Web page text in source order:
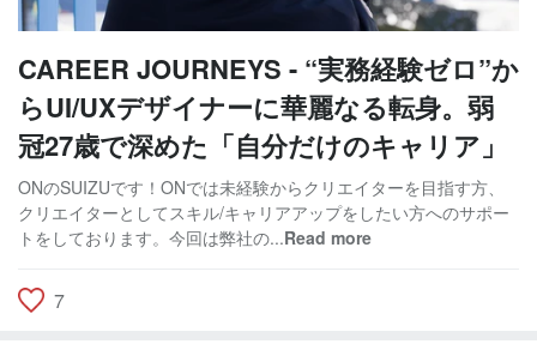
CAREER JOURNEYS - “実務経験ゼロ”か
らUI/UXデザイナーに華麗なる転身。弱
冠27歳で深めた「自分だけのキャリア」
ONのSUIZUです！ONでは未経験からクリエイターを目指す方、
クリエイターとしてスキル/キャリアアップをしたい方へのサポー
トをしております。今回は弊社の...Read more
7